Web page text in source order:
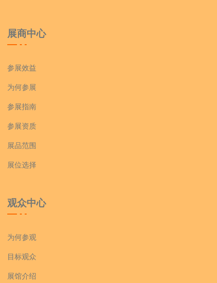
展商中心
参展效益
为何参展
参展指南
参展资质
展品范围
展位选择
观众中心
为何参观
目标观众
展馆介绍